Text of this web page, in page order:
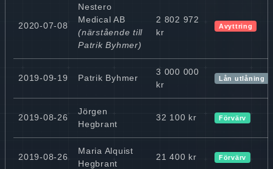
2020-07-08
Nestero
Medical AB
(närstående till
Patrik Byhmer)
2 802 972
kr
Avyttring
2019-09-19 Patrik Byhmer
3 000 000
kr
Lån utlåning
2019-08-26
Jörgen
Hegbrant
32 100 kr Förvärv
2019-08-26
Maria Alquist
Hegbrant
21 400 kr Förvärv